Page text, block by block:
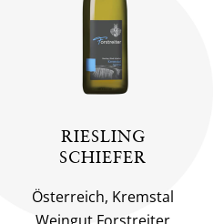
RIESLING
SCHIEFER
Österreich, Kremstal